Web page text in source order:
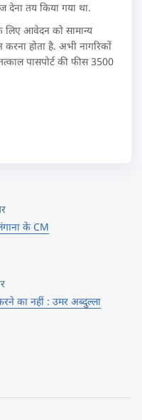
देना तय किया गया था.
लिए आवेदन को सामान्य
होता है. अभी नागरिकों
पासपोर्ट की फीस 3500
के CM
का नहीं : उमर अब्दुल्ला